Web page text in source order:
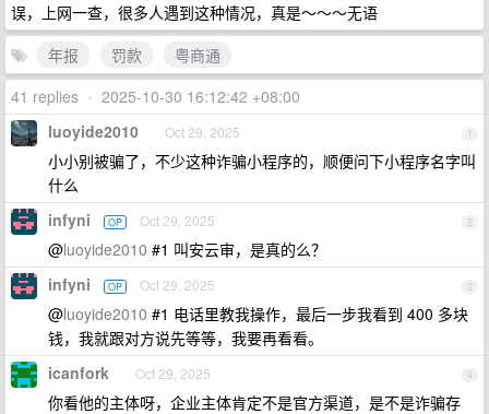
误，上网一查，很多人遇到这种情况，真是～～～无语
年报
罚款
粤商通
41 replies • 2025-10-30 16:12:42 +08:00
1
luoyide2010 Oct 29, 2025
小小别被骗了，不少这种诈骗小程序的，顺便问下小程序名字叫
什么
2
infyni OP Oct 29, 2025
@luoyide2010 #1 叫安云审，是真的么？
3
infyni OP Oct 29, 2025
@luoyide2010 #1 电话里教我操作，最后一步我看到 400 多块
钱，我就跟对方说先等等，我要再看看。
4
icanfork Oct 29, 2025
你看他的主体呀，企业主体肯定不是官方渠道，是不是诈骗存